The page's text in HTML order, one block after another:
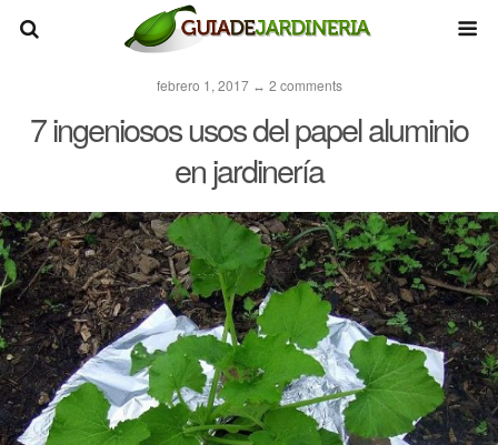
febrero 1, 2017 ↔ 2 comments
7 ingeniosos usos del papel aluminio
en jardinería